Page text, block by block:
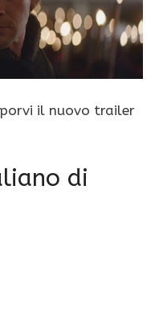
il nuovo trailer
di